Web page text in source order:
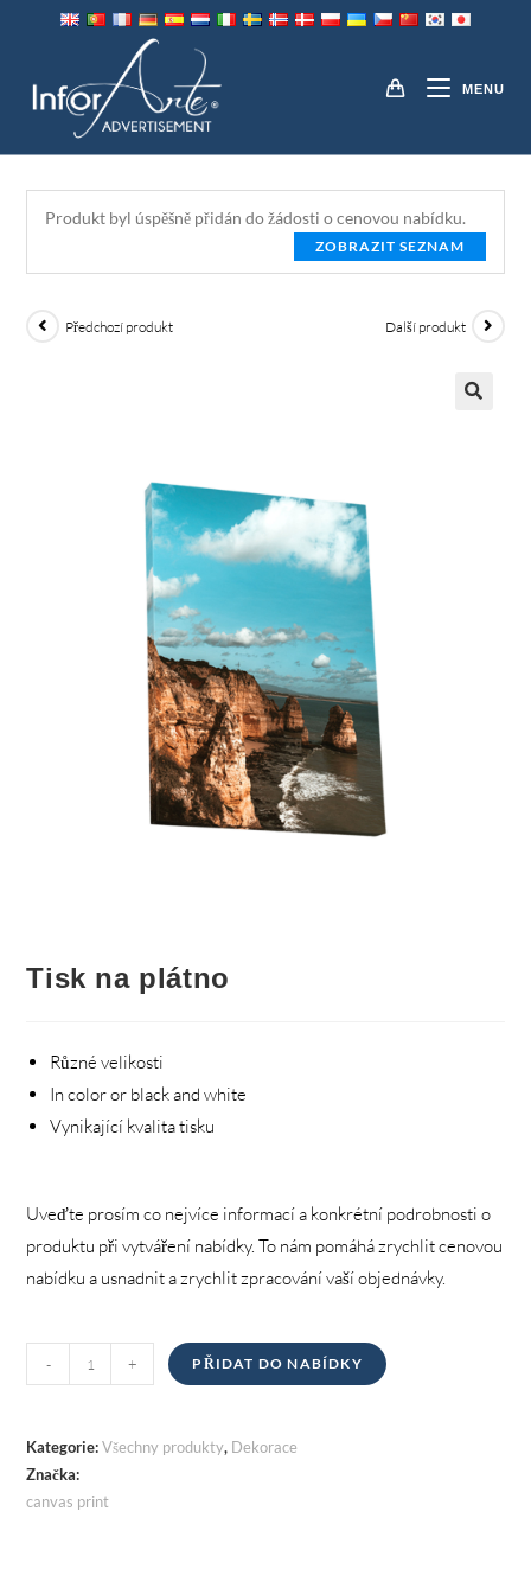
Přeskočit
MENU
TISK NA PLÁTNO
Produkt byl úspěšně přidán do žádosti o cenovou nabídku.
ZOBRAZIT SEZNAM
Předchozí produkt Další produkt
Tisk na plátno
Různé velikosti
In color or black and white
Vynikající kvalita tisku
Uveďte prosím co nejvíce informací a konkrétní podrobnosti o
produktu při vytváření nabídky. To nám pomáhá zrychlit cenovou
nabídku a usnadnit a zrychlit zpracování vaší objednávky.
na
množství
- + PŘIDAT DO NABÍDKY
Kategorie:Všechny produkty, Dekorace
Značka:
canvas print